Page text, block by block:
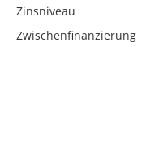
Zinsniveau
Zwischenfinanzierung